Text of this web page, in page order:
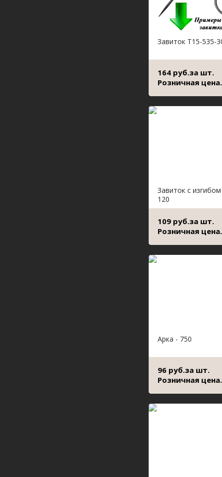
Завиток Т15-535-
164 руб.за шт.
Розничная цена.
Завиток с
120
109 руб.за шт.
Розничная цена.
Арка - 750
96 руб.за шт.
Розничная цена.